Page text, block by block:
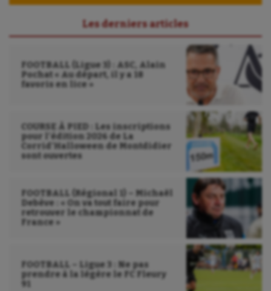
Les derniers articles
FOOTBALL (Ligue 3) : ASC, Alain
Pochat « Au départ, il y a 18
favoris en lice »
COURSE À PIED : Les inscriptions
pour l’édition 2026 de La
Corrid’Halloween de Montdidier
sont ouvertes
FOOTBALL (Régional 1) – Michaël
Debève : « On va tout faire pour
retrouver le championnat de
France »
FOOTBALL – Ligue 3 : Ne pas
prendre à la légère le FC Fleury
91